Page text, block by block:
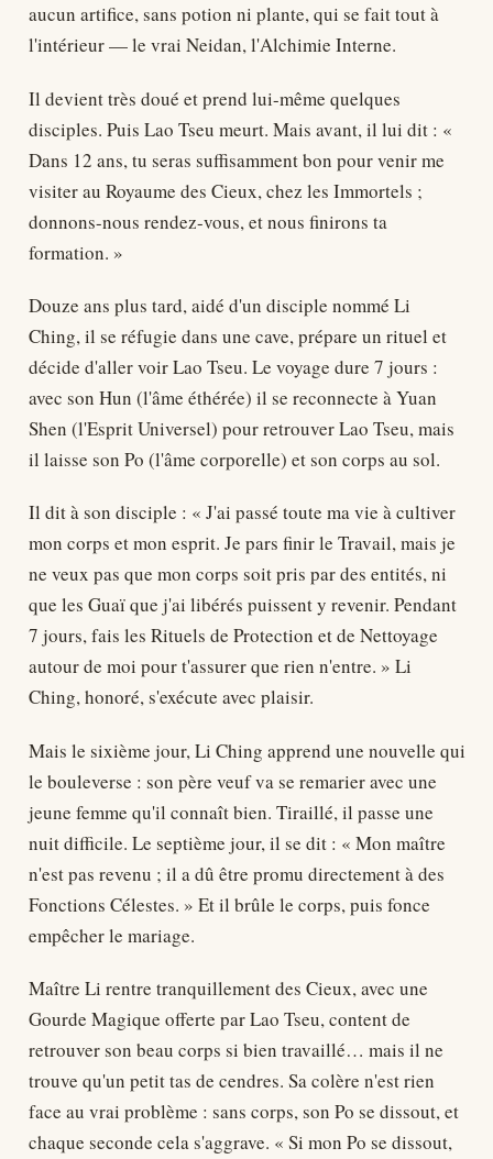
aucun artifice, sans potion ni plante, qui se fait tout à
l'intérieur — le vrai Neidan, l'Alchimie Interne.
Il devient très doué et prend lui-même quelques
disciples. Puis Lao Tseu meurt. Mais avant, il lui dit : «
Dans 12 ans, tu seras suffisamment bon pour venir me
visiter au Royaume des Cieux, chez les Immortels ;
donnons-nous rendez-vous, et nous finirons ta
formation. »
Douze ans plus tard, aidé d'un disciple nommé Li
Ching, il se réfugie dans une cave, prépare un rituel et
décide d'aller voir Lao Tseu. Le voyage dure 7 jours :
avec son Hun (l'âme éthérée) il se reconnecte à Yuan
Shen (l'Esprit Universel) pour retrouver Lao Tseu, mais
il laisse son Po (l'âme corporelle) et son corps au sol.
Il dit à son disciple : « J'ai passé toute ma vie à cultiver
mon corps et mon esprit. Je pars finir le Travail, mais je
ne veux pas que mon corps soit pris par des entités, ni
que les Guaï que j'ai libérés puissent y revenir. Pendant
7 jours, fais les Rituels de Protection et de Nettoyage
autour de moi pour t'assurer que rien n'entre. » Li
Ching, honoré, s'exécute avec plaisir.
Mais le sixième jour, Li Ching apprend une nouvelle qui
le bouleverse : son père veuf va se remarier avec une
jeune femme qu'il connaît bien. Tiraillé, il passe une
nuit difficile. Le septième jour, il se dit : « Mon maître
n'est pas revenu ; il a dû être promu directement à des
Fonctions Célestes. » Et il brûle le corps, puis fonce
empêcher le mariage.
Maître Li rentre tranquillement des Cieux, avec une
Gourde Magique offerte par Lao Tseu, content de
retrouver son beau corps si bien travaillé… mais il ne
trouve qu'un petit tas de cendres. Sa colère n'est rien
face au vrai problème : sans corps, son Po se dissout, et
chaque seconde cela s'aggrave. « Si mon Po se dissout,